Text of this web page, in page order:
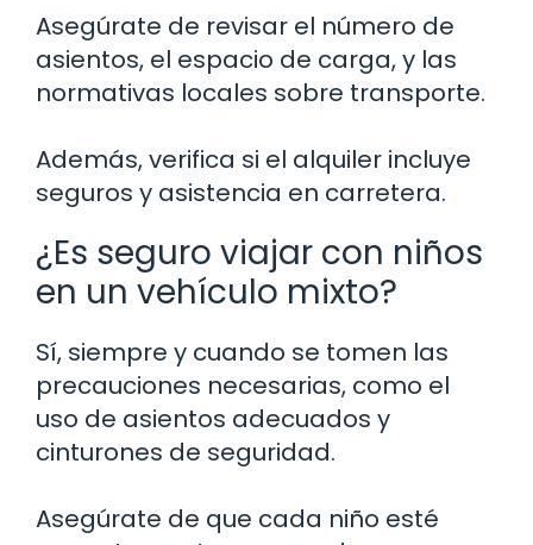
Asegúrate de revisar el número de
asientos, el espacio de carga, y las
normativas locales sobre transporte.
Además, verifica si el alquiler incluye
seguros y asistencia en carretera.
¿Es seguro viajar con niños
en un vehículo mixto?
Sí, siempre y cuando se tomen las
precauciones necesarias, como el
uso de asientos adecuados y
cinturones de seguridad.
Asegúrate de que cada niño esté